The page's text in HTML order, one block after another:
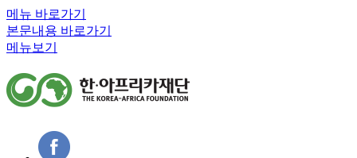
메뉴 바로가기
본문내용 바로가기
메뉴보기